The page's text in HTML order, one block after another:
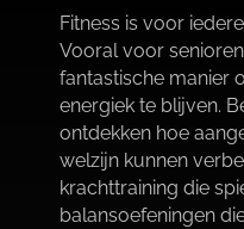
Fitness is voor
Vooral voor
fantastische manier
energiek te blijven.​
ontdekken hoe
welzijn kunnen
krachttraining die
balansoefeningen